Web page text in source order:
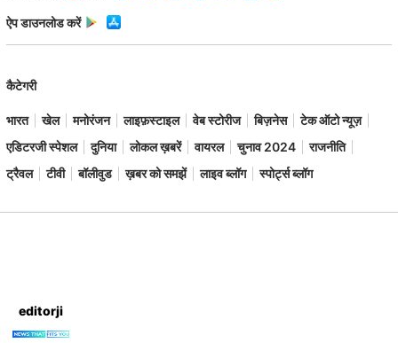
ऐप डाउनलोड करें
कैटेगरी
भारत खेल मनोरंजन लाइफ़स्टाइल वेब स्टोरीज बिज़नेस
टेक ऑटो न्यूज़
एडिटरजी स्पेशल
दुनिया लोकल ख़बरें वायरल चुनाव 2024
राजनीति
ट्रैवल
टीवी बॉलीवुड ख़बर को समझें लाइव ब्लॉग स्पोर्ट्स ब्लॉग
editorji